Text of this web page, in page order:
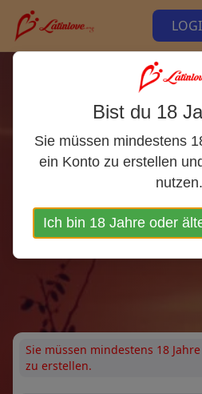
Die
Latin
Sie müssen mindestens 18
zu erstellen.
Bist du 18
Sie müssen mindestens
ein Konto zu erstellen
nutzen.
Ich bin 18 Jahre oder